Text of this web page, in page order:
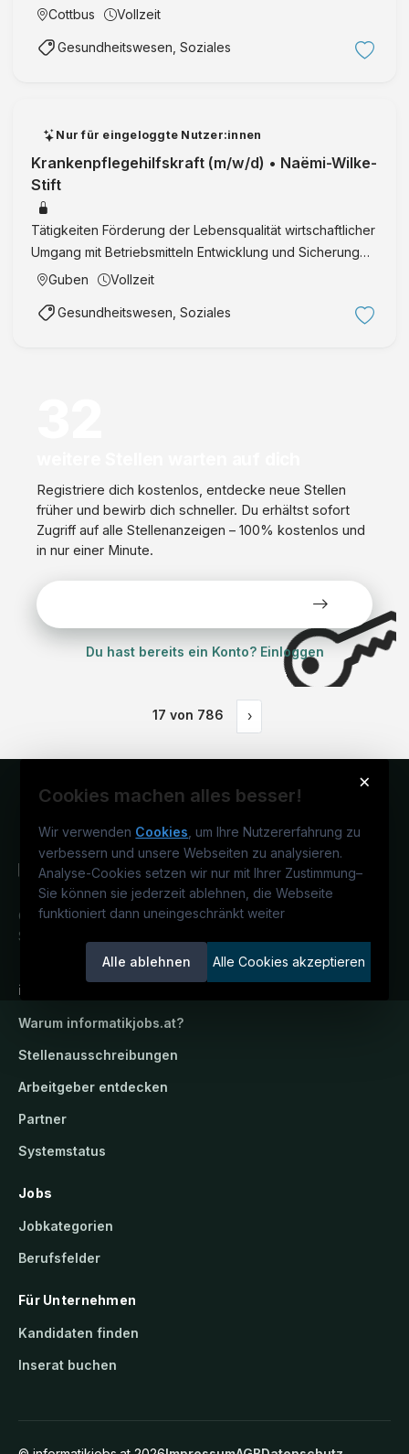
Weiterbildungen sowie großzügige Unterstützung der
AVR DWBO Flexi …
Cottbus Vollzeit
Gesundheitswesen, Soziales
Nur für eingeloggte Nutzer:innen
Krankenpflegehilfskraft (m/w/d) • Naëmi-Wilke-
Stift
Tätigkeiten Förderung der Lebensqualität wirtschaftlicher
Umgang mit Betriebsmitteln Entwicklung und Sicherung
der Arbeitsqualität Beachtung der gesetzlichen
Das bieten …
Guben Vollzeit
Gesundheitswesen, Soziales
Registriere dich kostenlos, entdecke neue Stellen
früher und bewirb dich schneller. Du erhältst sofort
Zugriff auf alle Stellenanzeigen – 100% kostenlos und
in nur einer Minute.
Du hast bereits ein Konto? Einloggen
17 von 786 ›
×
Cookies machen alles besser!
Wir verwenden Cookies , um Ihre Nutzererfahrung zu
verbessern und unsere Webseiten zu analysieren.
Analyse-Cookies setzen wir nur mit Ihrer Zustimmung–
Sie können sie jederzeit ablehnen, die Webseite
funktioniert dann uneingeschränkt weiter
Alle ablehnen Alle Cookies akzeptieren
Österreichs IT-Karriereportal.Ein
Service der candidatis GmbH.
informatikjobs.at
Warum informatikjobs.at?
Stellenausschreibungen
Arbeitgeber entdecken
Partner
Systemstatus
Jobs
Jobkategorien
Berufsfelder
Für Unternehmen
Kandidaten finden
Inserat buchen